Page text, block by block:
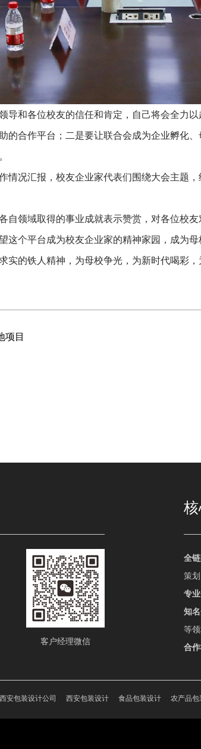
和各位校友的信任和肯定，自己将会全力
的合作平台；二是要让联合会成为企业孵化
况汇报，校友企业家代表们围绕大会主题
领域取得的事业成就表示赞赏，对各位校
这个平台成为校友企业家的精神家园，成为
的铁人精神，为母校争光，为新时代喝彩，
项目
客户经理微信
全
策
专
知
等
合
西安包装设计公司 西安包装设计 食品包装设计 农产品